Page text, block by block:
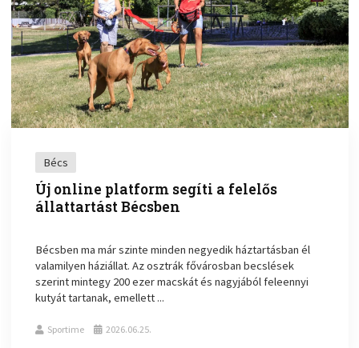
Bécs
Új online platform segíti a felelős
állattartást Bécsben
Bécsben ma már szinte minden negyedik háztartásban él
valamilyen háziállat. Az osztrák fővárosban becslések
szerint mintegy 200 ezer macskát és nagyjából feleennyi
kutyát tartanak, emellett ...
Sportime 2026.06.25.